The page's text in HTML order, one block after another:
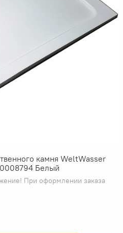
камня WeltWasser
Белый
При оформлении заказа